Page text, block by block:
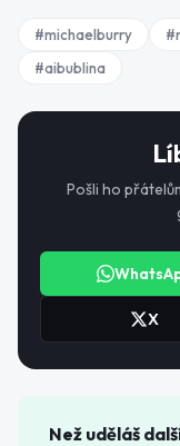
#michaelburry #
#aibublina
Pošli ho
X
Než uděláš